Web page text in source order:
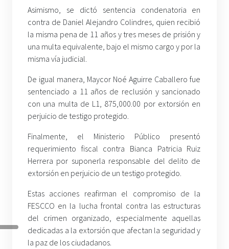
Asimismo, se dictó sentencia condenatoria en
contra de Daniel Alejandro Colindres, quien recibió
la misma pena de 11 años y tres meses de prisión y
una multa equivalente, bajo el mismo cargo y por la
misma vía judicial.
De igual manera, Maycor Noé Aguirre Caballero fue
sentenciado a 11 años de reclusión y sancionado
con una multa de L1, 875,000.00 por extorsión en
perjuicio de testigo protegido.
Finalmente, el Ministerio Público presentó
requerimiento fiscal contra Bianca Patricia Ruiz
Herrera por suponerla responsable del delito de
extorsión en perjuicio de un testigo protegido.
Estas acciones reafirman el compromiso de la
FESCCO en la lucha frontal contra las estructuras
del crimen organizado, especialmente aquellas
dedicadas a la extorsión que afectan la seguridad y
la paz de los ciudadanos.